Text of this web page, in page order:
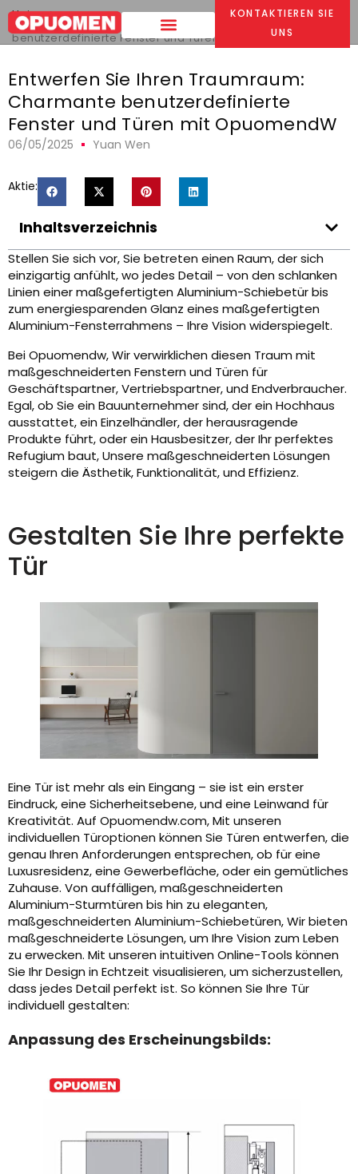
KONTAKTIEREN SIE
UNS
Heim >
Entwerfen Sie Ihren Traumraum: Charmante
benutzerdefinierte Fenster und Türen mit OpuomendW
Entwerfen Sie Ihren Traumraum:
Charmante benutzerdefinierte
Fenster und Türen mit OpuomendW
06/05/2025 Yuan Wen
Aktie:
Inhaltsverzeichnis
Stellen Sie sich vor, Sie betreten einen Raum, der sich
einzigartig anfühlt, wo jedes Detail – von den schlanken
Linien einer maßgefertigten Aluminium-Schiebetür bis
zum energiesparenden Glanz eines maßgefertigten
Aluminium-Fensterrahmens – Ihre Vision widerspiegelt.
Bei Opuomendw, Wir verwirklichen diesen Traum mit
maßgeschneiderten Fenstern und Türen für
Geschäftspartner, Vertriebspartner, und Endverbraucher.
Egal, ob Sie ein Bauunternehmer sind, der ein Hochhaus
ausstattet, ein Einzelhändler, der herausragende
Produkte führt, oder ein Hausbesitzer, der Ihr perfektes
Refugium baut, Unsere maßgeschneiderten Lösungen
steigern die Ästhetik, Funktionalität, und Effizienz.
Gestalten Sie Ihre perfekte
Tür
Eine Tür ist mehr als ein Eingang – sie ist ein erster
Eindruck, eine Sicherheitsebene, und eine Leinwand für
Kreativität. Auf Opuomendw.com, Mit unseren
individuellen Türoptionen können Sie Türen entwerfen, die
genau Ihren Anforderungen entsprechen, ob für eine
Luxusresidenz, eine Gewerbefläche, oder ein gemütliches
Zuhause. Von auffälligen, maßgeschneiderten
Aluminium-Sturmtüren bis hin zu eleganten,
maßgeschneiderten Aluminium-Schiebetüren, Wir bieten
maßgeschneiderte Lösungen, um Ihre Vision zum Leben
zu erwecken. Mit unseren intuitiven Online-Tools können
Sie Ihr Design in Echtzeit visualisieren, um sicherzustellen,
dass jedes Detail perfekt ist. So können Sie Ihre Tür
individuell gestalten:
Anpassung des Erscheinungsbilds: